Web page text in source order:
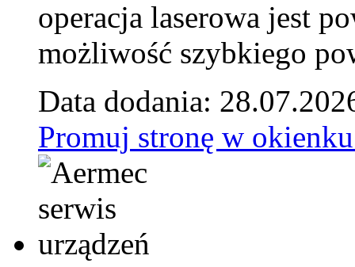
operacja laserowa jest
możliwość szybkiego
Data dodania:
Promuj stronę w